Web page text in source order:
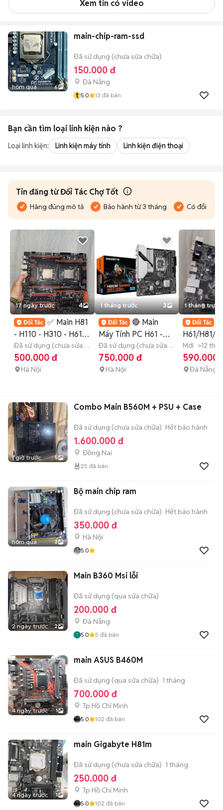
Xem tin có video
hôm qua 6
main-chip-ram-ssd
Đã sử dụng (chưa sửa chữa)
150.000 đ
Đà Nẵng
t 5.0 13 đã bán
Bạn cần tìm loại linh kiện nào ?
Loại linh kiện: Linh kiện máy tính Linh kiện điện thoại
Tin đăng từ Đối Tác Chợ Tốt
Hàng đúng mô tả Bảo hành từ 3 tháng Có đổi trả
17 ngày trước 4
✅ Main H81
- H110 - H310 - H610
- B760 Các Mã
Đã sử dụng (chưa sửa
chữa)
500.000 đ
Hà Nội
1 tháng trước 3
🔴 Main
Máy Tính PC H61 -
H81 - H510 - H610
Giá Rẻ
Đã sử dụng (chưa sửa
chữa)
750.000 đ
Hà Nội
1 tháng trước
H61/H81/
FULL
BH 12T💔
Mới >12
590.000
Đà Nẵng
1 giờ trước 5
Combo Main B560M + PSU + Case
Đã sử dụng (chưa sửa chữa) Hết bảo hành
1.600.000 đ
Đồng Nai
25 đã bán
hôm qua 2
Bộ main chip ram
Đã sử dụng (chưa sửa chữa) Hết bảo hành
350.000 đ
Hà Nội
5.0
2 ngày trước 2
Main B360 Msi lỗi
Đã sử dụng (qua sửa chữa)
200.000 đ
Đà Nẵng
5.0 5 đã bán
4 ngày trước 1
main ASUS B460M
Đã sử dụng (qua sửa chữa) 1 tháng
700.000 đ
Tp Hồ Chí Minh
5.0 102 đã bán
4 ngày trước 1
main Gigabyte H81m
Đã sử dụng (chưa sửa chữa) 1 tháng
250.000 đ
Tp Hồ Chí Minh
5.0 102 đã bán